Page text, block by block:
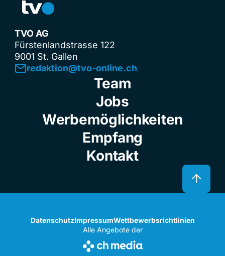
TVO AG
Fürstenlandstrasse 122
9001 St. Gallen
redaktion@tvo-online.ch
Team
Jobs
Werbemöglichkeiten
Empfang
Kontakt
DatenschutzImpressumWettbewerbsrichtlinien
Alle Angebote der